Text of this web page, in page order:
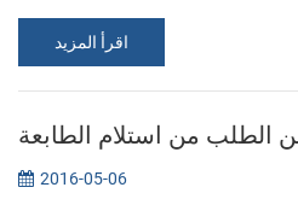
store. 2.Click ...
اقرأ المزيد
2016-05-06